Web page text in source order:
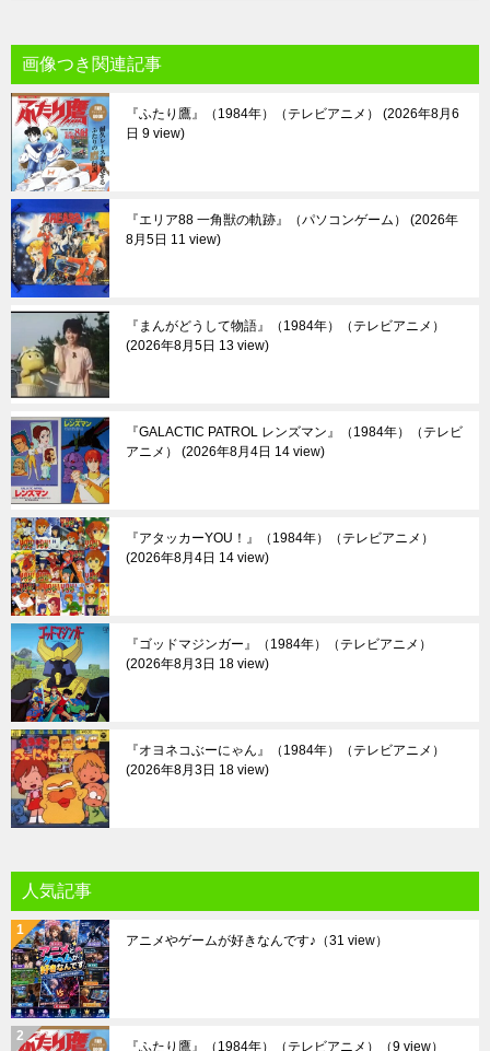
画像つき関連記事
『ふたり鷹』（1984年）（テレビアニメ）
2026年8月6
日 9 view
『エリア88 一角獣の軌跡』（パソコンゲーム）
2026年
8月5日 11 view
『まんがどうして物語』（1984年）（テレビアニメ）
2026年8月5日 13 view
『GALACTIC PATROL レンズマン』（1984年）（テレビ
アニメ）
2026年8月4日 14 view
『アタッカーYOU！』（1984年）（テレビアニメ）
2026年8月4日 14 view
『ゴッドマジンガー』（1984年）（テレビアニメ）
2026年8月3日 18 view
『オヨネコぶーにゃん』（1984年）（テレビアニメ）
2026年8月3日 18 view
人気記事
アニメやゲームが好きなんです♪ （31 view）
『ふたり鷹』（1984年）（テレビアニメ） （9 view）